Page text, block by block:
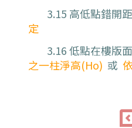
3.15 高低點錯開
定
3.16 低點在樓版面
之一柱淨高(Ho) 或